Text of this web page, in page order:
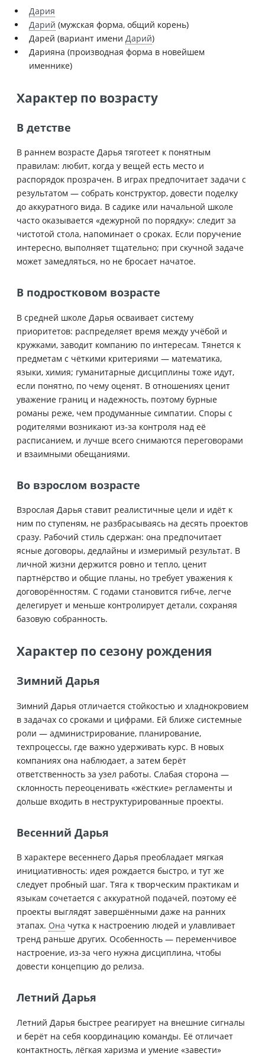
Дария
Дарий (мужская форма, общий корень)
Дарей (вариант имени Дарий)
Дарияна (производная форма в новейшем
именнике)
Характер по возрасту
В детстве
В раннем возрасте Дарья тяготеет к понятным
правилам: любит, когда у вещей есть место и
распорядок прозрачен. В играх предпочитает задачи с
результатом — собрать конструктор, довести поделку
до аккуратного вида. В садике или начальной школе
часто оказывается «дежурной по порядку»: следит за
чистотой стола, напоминает о сроках. Если поручение
интересно, выполняет тщательно; при скучной задаче
может замедляться, но не бросает начатое.
В подростковом возрасте
В средней школе Дарья осваивает систему
приоритетов: распределяет время между учёбой и
кружками, заводит компанию по интересам. Тянется к
предметам с чёткими критериями — математика,
языки, химия; гуманитарные дисциплины тоже идут,
если понятно, по чему оценят. В отношениях ценит
уважение границ и надежность, поэтому бурные
романы реже, чем продуманные симпатии. Споры с
родителями возникают из‑за контроля над её
расписанием, и лучше всего снимаются переговорами
и взаимными обещаниями.
Во взрослом возрасте
Взрослая Дарья ставит реалистичные цели и идёт к
ним по ступеням, не разбрасываясь на десять проектов
сразу. Рабочий стиль сдержан: она предпочитает
ясные договоры, дедлайны и измеримый результат. В
личной жизни держится ровно и тепло, ценит
партнёрство и общие планы, но требует уважения к
договорённостям. С годами становится гибче, легче
делегирует и меньше контролирует детали, сохраняя
базовую собранность.
Характер по сезону рождения
Зимний Дарья
Зимний Дарья отличается стойкостью и хладнокровием
в задачах со сроками и цифрами. Ей ближе системные
роли — администрирование, планирование,
техпроцессы, где важно удерживать курс. В новых
компаниях она наблюдает, а затем берёт
ответственность за узел работы. Слабая сторона —
склонность переоценивать «жёсткие» регламенты и
дольше входить в неструктурированные проекты.
Весенний Дарья
В характере весеннего Дарья преобладает мягкая
инициативность: идея рождается быстро, и тут же
следует пробный шаг. Тяга к творческим практикам и
языкам сочетается с аккуратной подачей, поэтому её
проекты выглядят завершёнными даже на ранних
этапах. Она чутка к настроению людей и улавливает
тренд раньше других. Особенность — переменчивое
настроение, из-за чего нужна дисциплина, чтобы
довести концепцию до релиза.
Летний Дарья
Летний Дарья быстрее реагирует на внешние сигналы
и берёт на себя координацию команды. Её отличает
контактность, лёгкая харизма и умение «завести»